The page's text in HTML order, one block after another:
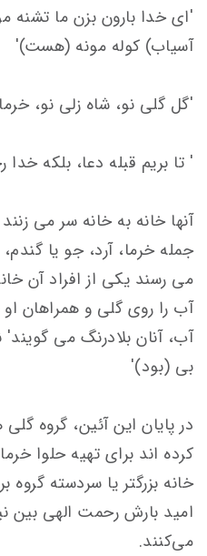
'ای خدا بارون بزن ما
آسیاب) كوله مونه (هست)'
'گل گلی نو، شاه زلی نو،
' تا بریم قبله دعا، بلكه
آنها خانه به خانه سر می
جمله خرما، آرد، جو یا
می رسند یكی از افراد آن
آب را روی گلی و همراهان
آب، آنان بلادرنگ می
بی (بود)'
در پایان این آئین، گروه
كرده اند برای تهیه حلوا
خانه بزرگتر یا سردسته گروه
امید بارش رحمت الهی بین
می‌كنند.